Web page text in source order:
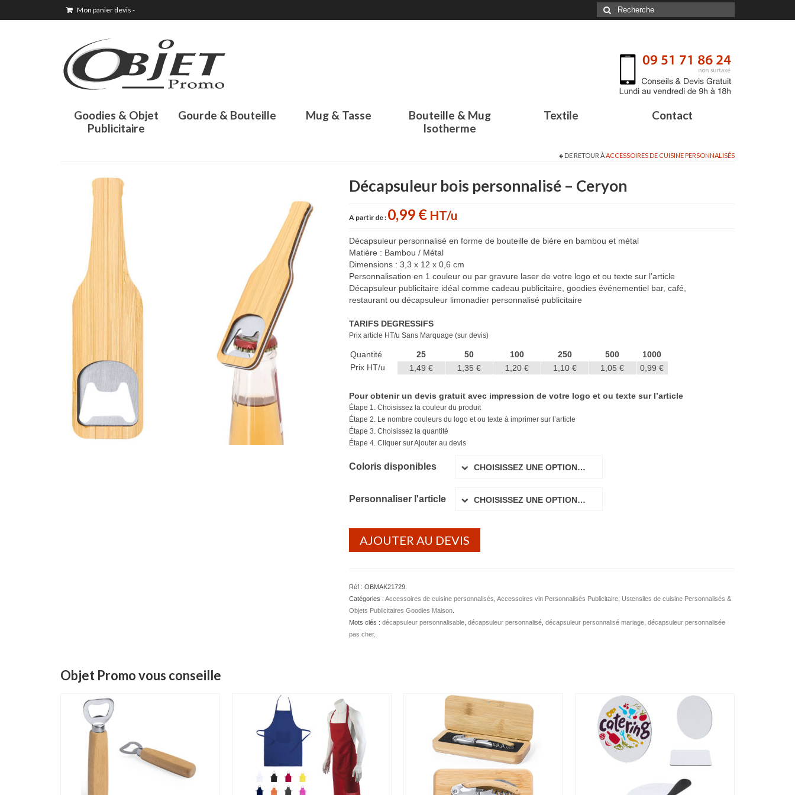
Mon panier devis -
Goodies & Objet
Publicitaire
Gourde & Bouteille Mug & Tasse
Bouteille & Mug
Isotherme
Textile Contact
DE RETOUR ÀACCESSOIRES DE CUISINE PERSONNALISÉS
Décapsuleur bois personnalisé – Ceryon
A partir de : 0,99 € HT/u
Décapsuleur personnalisé en forme de bouteille de bière en bambou et métal
Matière : Bambou / Métal
Dimensions : 3,3 x 12 x 0,6 cm
Personnalisation en 1 couleur ou par gravure laser de votre logo et ou texte sur l’article
Décapsuleur publicitaire idéal comme cadeau publicitaire, goodies événementiel bar, café,
restaurant ou décapsuleur limonadier personnalisé publicitaire
TARIFS DEGRESSIFS
Prix article HT/u Sans Marquage (sur devis)
Quantité 25 50 100 250 500
1000
Prix HT/u
1,49 € 1,35 € 1,20 € 1,10 € 1,05 € 0,99 €
Pour obtenir un devis gratuit avec impression de votre logo et ou texte sur l’article
Étape 1. Choisissez la couleur du produit
Étape 2. Le nombre couleurs du logo et ou texte à imprimer sur l’article
Étape 3. Choisissez la quantité
Étape 4. Cliquer sur Ajouter au devis
Coloris disponibles CHOISISSEZ UNE OPTION…
Personnaliser l'article CHOISISSEZ UNE OPTION…
AJOUTER AU DEVIS
Réf : OBMAK21729.
Catégories : Accessoires de cuisine personnalisés Accessoires vin Personnalisés Publicitaire, Ustensiles de cuisine Personnalisés &
Objets Publicitaires Goodies Maison.
Mots clés : décapsuleur personnalisable, décapsuleur personnalisé, décapsuleur personnalisé mariage, décapsuleur personnalisée
pas cher.
Objet Promo vous conseille